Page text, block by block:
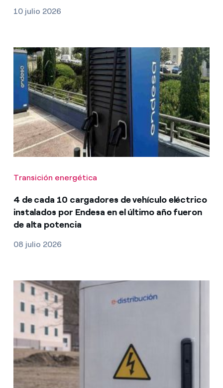
10 julio 2026
Transición energética
4 de cada 10 cargadores de vehículo eléctrico
instalados por Endesa en el último año fueron
de alta potencia
08 julio 2026